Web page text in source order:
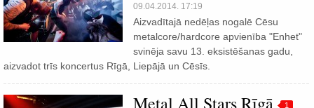
09.04.2014. 17:19
Aizvadītajā nedēļas nogalē Cēsu
metalcore/hardcore apvienība "Enhet"
svinēja savu 13. eksistēšanas gadu,
aizvadot trīs koncertus Rīgā, Liepājā un Cēsīs.
Metal All Stars Rīgā 1